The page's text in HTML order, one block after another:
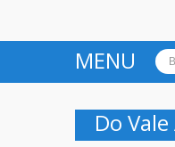
MENU
Do